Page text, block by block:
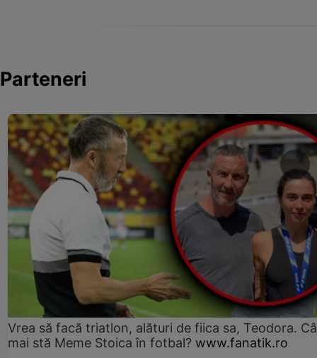
Parteneri
Vrea să facă triatlon, alături de fiica sa, Teodora.
mai stă Meme Stoica în fotbal? www.fanatik.ro